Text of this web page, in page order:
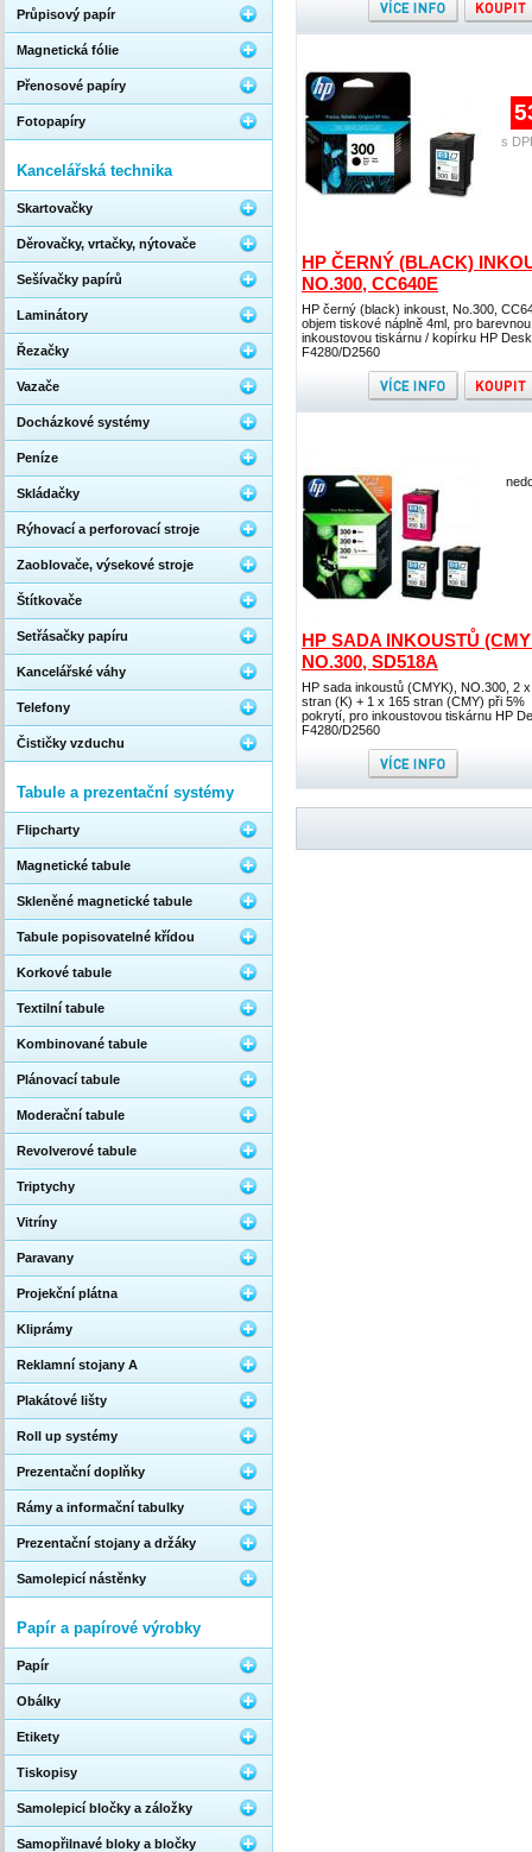
HP ČERNÝ (BLACK)
NO.300, CC640E
HP černý (black) inkoust, No.300,
objem tiskové náplně 4ml, pro barevnou
inkoustovou tiskárnu / kopírku HP
F4280/D2560
s
HP SADA INKOUSTŮ
NO.300, SD518A
HP sada inkoustů (CMYK), NO.300, 2
stran (K) + 1 x 165 stran (CMY) při 5%
pokrytí, pro inkoustovou tiskárnu HP
F4280/D2560
Průpisový papír
Magnetická fólie
Přenosové papíry
Fotopapíry
Kancelářská technika
Skartovačky
Děrovačky, vrtačky, nýtovače
Sešívačky papírů
Laminátory
Řezačky
Vazače
Docházkové systémy
Peníze
Skládačky
Rýhovací a perforovací stroje
Zaoblovače, výsekové stroje
Štítkovače
Setřásačky papíru
Kancelářské váhy
Telefony
Čističky vzduchu
Tabule a prezentační systémy
Flipcharty
Magnetické tabule
Skleněné magnetické tabule
Tabule popisovatelné křídou
Korkové tabule
Textilní tabule
Kombinované tabule
Plánovací tabule
Moderační tabule
Revolverové tabule
Triptychy
Vitríny
Paravany
Projekční plátna
Kliprámy
Reklamní stojany A
Plakátové lišty
Roll up systémy
Prezentační doplňky
Rámy a informační tabulky
Prezentační stojany a držáky
Samolepicí nástěnky
Papír a papírové výrobky
Papír
Obálky
Etikety
Tiskopisy
Samolepicí bločky a záložky
Samopřilnavé bloky a bločky